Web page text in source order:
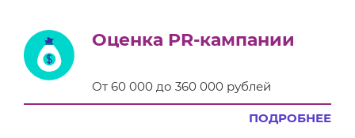
Оценка PR-кампании
От 60 000 до 360 000 рублей
ПОДРОБНЕЕ